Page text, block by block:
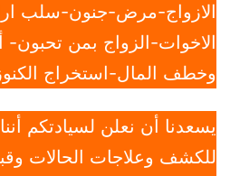
الازواج-مرض-جنون-سلب
الاخوات-الزواج بمن تحبون-
وخطف المال-استخراج
يسعدنا أن نعلن لسيادتكم
للكشف وعلاجات الحالات